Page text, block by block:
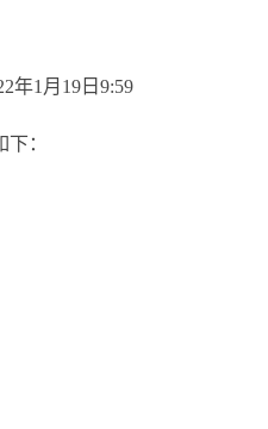
年1月19日9:59
：